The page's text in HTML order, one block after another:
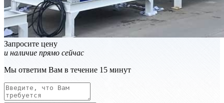
Запросите цену
и наличие прямо сейчас
Мы ответим Вам в течение 15 минут